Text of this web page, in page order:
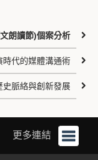
朗讀節)個案分析
時代的媒體溝通術
史脈絡與創新發展
更多連結